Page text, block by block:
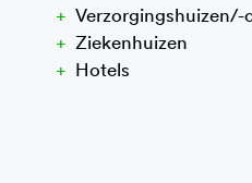
Verzorgingshuizen/-
Ziekenhuizen
Hotels